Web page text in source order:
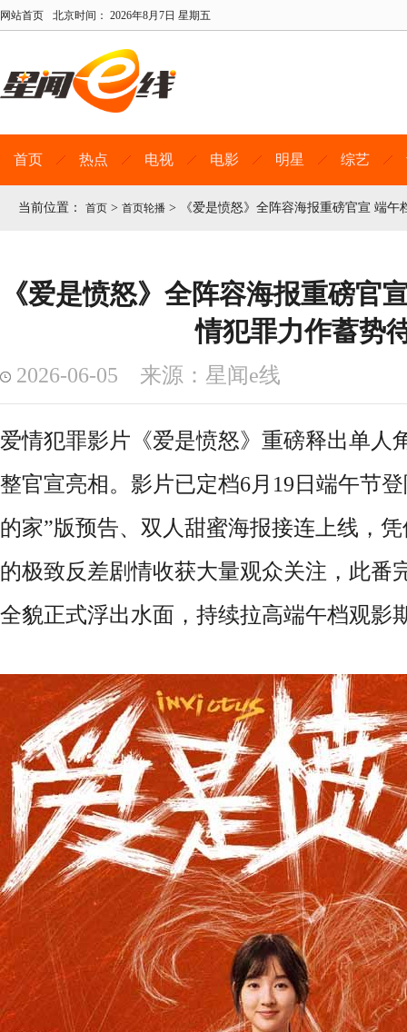
网站首页 北京时间： 2026年8月7日 星期五
首页 热点 电视 电影 明星 综艺
当前位置： 首页 > 首页轮播 > 《爱是愤怒》全阵容海报重磅官宣 端
《爱是愤怒》全阵容海报重磅官
情犯罪力作蓄势
2026-06-05 来源：星闻e线
爱情犯罪影片《爱是愤怒》重磅释出单人
整官宣亮相。影片已定档6月19日端午节
的家”版预告、双人甜蜜海报接连上线，
的极致反差剧情收获大量观众关注，此番
全貌正式浮出水面，持续拉高端午档观影